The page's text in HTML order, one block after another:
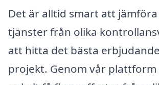
Det är alltid smart att
tjänster från olika
att hitta det bästa
projekt. Genom vår plattform